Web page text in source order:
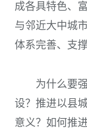
成各具特色、
与邻近大中城
体系完善、支
为什么要
设？推进以县
意义？如何推